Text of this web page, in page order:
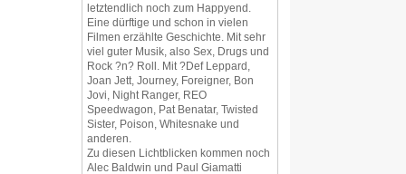
letztendlich noch zum Happyend.
Eine dürftige und schon in vielen
Filmen erzählte Geschichte. Mit sehr
viel guter Musik, also Sex, Drugs und
Rock ?n? Roll. Mit ?Def Leppard,
Joan Jett, Journey, Foreigner, Bon
Jovi, Night Ranger, REO
Speedwagon, Pat Benatar, Twisted
Sister, Poison, Whitesnake und
anderen.
Zu diesen Lichtblicken kommen noch
Alec Baldwin und Paul Giamatti